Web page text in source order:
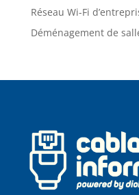
Réseau Wi-Fi
Déménagement de